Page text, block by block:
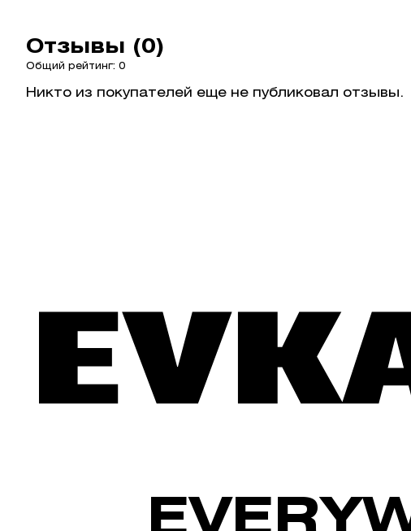
Отзывы (0)
Общий рейтинг: 0
Никто из покупателей еще не публиковал отзывы.